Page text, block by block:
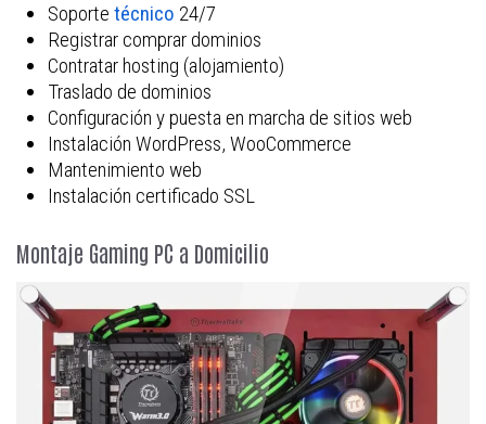
Soporte técnico 24/7
Registrar comprar dominios
Contratar hosting (alojamiento)
Traslado de dominios
Configuración y puesta en marcha de sitios web
Instalación WordPress, WooCommerce
Mantenimiento web
Instalación certificado SSL
Montaje Gaming PC a Domicilio